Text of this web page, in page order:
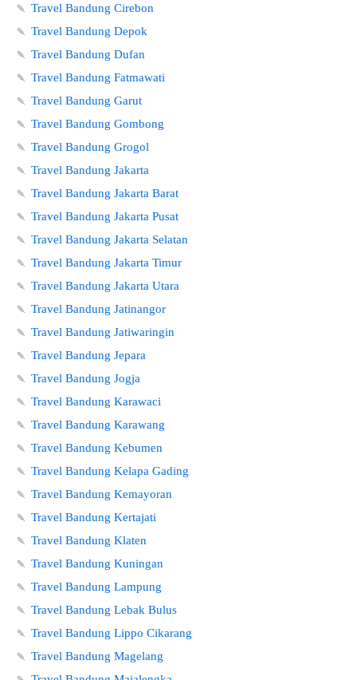
🍡 Travel Bandung Cirebon
🍡 Travel Bandung Depok
🍡 Travel Bandung Dufan
🍡 Travel Bandung Fatmawati
🍡 Travel Bandung Garut
🍡 Travel Bandung Gombong
🍡 Travel Bandung Grogol
🍡 Travel Bandung Jakarta
🍡 Travel Bandung Jakarta Barat
🍡 Travel Bandung Jakarta Pusat
🍡 Travel Bandung Jakarta Selatan
🍡 Travel Bandung Jakarta Timur
🍡 Travel Bandung Jakarta Utara
🍡 Travel Bandung Jatinangor
🍡 Travel Bandung Jatiwaringin
🍡 Travel Bandung Jepara
🍡 Travel Bandung Jogja
🍡 Travel Bandung Karawaci
🍡 Travel Bandung Karawang
🍡 Travel Bandung Kebumen
🍡 Travel Bandung Kelapa Gading
🍡 Travel Bandung Kemayoran
🍡 Travel Bandung Kertajati
🍡 Travel Bandung Klaten
🍡 Travel Bandung Kuningan
🍡 Travel Bandung Lampung
🍡 Travel Bandung Lebak Bulus
🍡 Travel Bandung Lippo Cikarang
🍡 Travel Bandung Magelang